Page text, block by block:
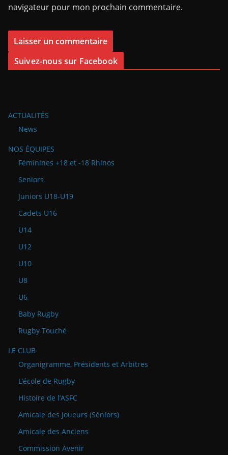
navigateur pour mon prochain commentaire.
Suivez-nous sur Facebook
ACTUALITÉS
News
NOS ÉQUIPES
Féminines +18 et -18 Rhinos
Seniors
Juniors U18-U19
Cadets U16
U14
U12
U10
U8
U6
Baby Rugby
Rugby Touché
LE CLUB
Organigramme, Présidents et Arbitres
L’école de Rugby
Histoire de l’ASFC
Amicale des Joueurs (Séniors)
Amicale des Anciens
Commission Avenir